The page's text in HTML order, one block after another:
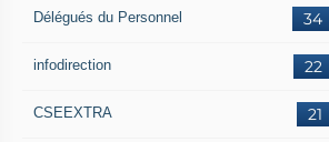
34
Délégués du Personnel
22
infodirection
21
CSEEXTRA